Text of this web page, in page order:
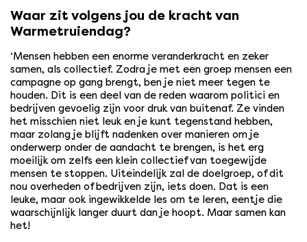
Waar zit volgens jou de kracht van
Warmetruiendag?
‘Mensen hebben een enorme veranderkracht en zeker
samen, als collectief. Zodra je met een groep mensen een
campagne op gang brengt, ben je niet meer tegen te
houden. Dit is een deel van de reden waarom politici en
bedrijven gevoelig zijn voor druk van buitenaf. Ze vinden
het misschien niet leuk en je kunt tegenstand hebben,
maar zolang je blijft nadenken over manieren om je
onderwerp onder de aandacht te brengen, is het erg
moeilijk om zelfs een klein collectief van toegewijde
mensen te stoppen. Uiteindelijk zal de doelgroep, of dit
nou overheden of bedrijven zijn, iets doen. Dat is een
leuke, maar ook ingewikkelde les om te leren, eentje die
waarschijnlijk langer duurt dan je hoopt. Maar samen kan
het!